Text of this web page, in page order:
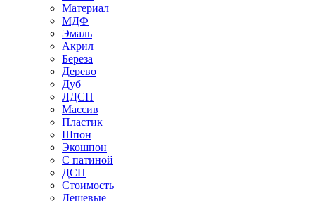
Материал
МДФ
Эмаль
Акрил
Береза
Дерево
Дуб
ЛДСП
Массив
Пластик
Шпон
Экошпон
С патиной
ДСП
Стоимость
Дешевые